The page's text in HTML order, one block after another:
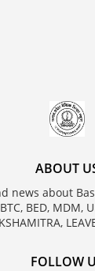
ABOUT
news about
BED, MDM,
FOLLOW